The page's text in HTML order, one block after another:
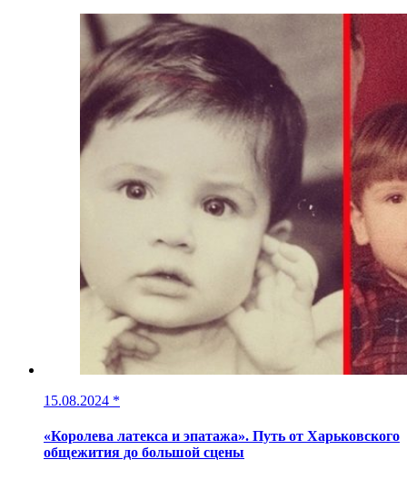
15.08.2024 *
«Королева латекса и эпатажа». Путь от Харьковского
общежития до большой сцены